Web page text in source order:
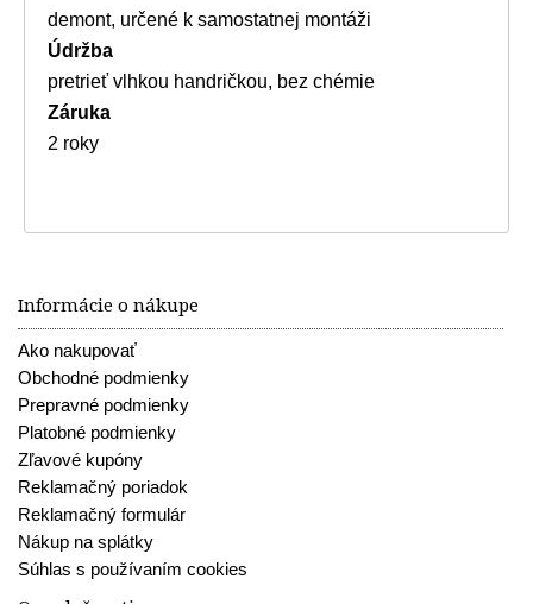
demont, určené k samostatnej montáži
Údržba
pretrieť vlhkou handričkou, bez chémie
Záruka
2 roky
Informácie o nákupe
Ako nakupovať
Obchodné podmienky
Prepravné podmienky
Platobné podmienky
Zľavové kupóny
Reklamačný poriadok
Reklamačný formulár
Nákup na splátky
Súhlas s používaním cookies